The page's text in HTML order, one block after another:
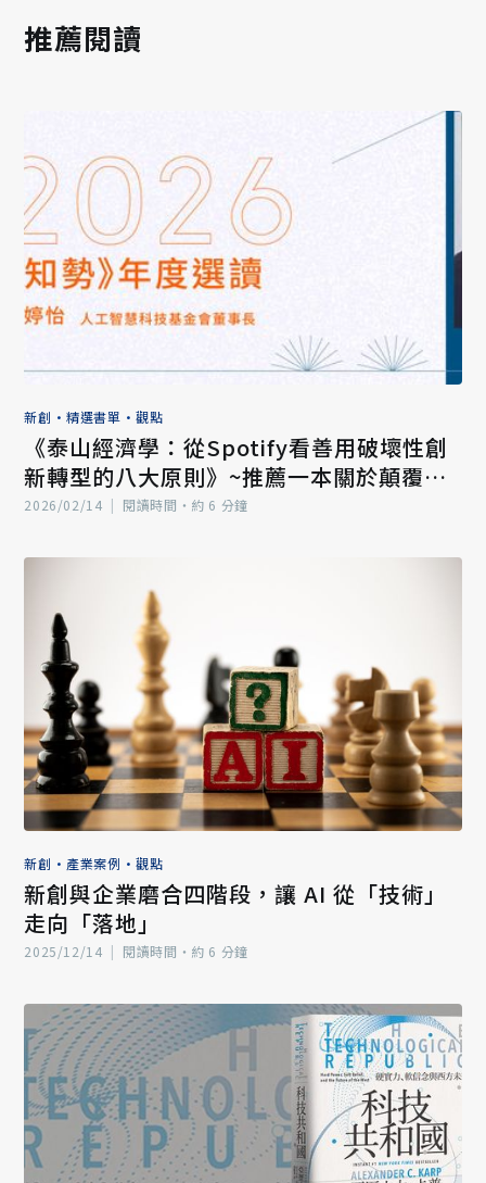
推薦閱讀
新創 •精選書單 •觀點
《泰山經濟學：從Spotify看善用破壞性創
新轉型的八大原則》~推薦一本關於顛覆與
轉型的必讀之作
2026/02/14 | 閱讀時間‧約 6 分鐘
新創 • 產業案例 •觀點
新創與企業磨合四階段，讓 AI 從「技術」
走向「落地」
2025/12/14 | 閱讀時間‧約 6 分鐘